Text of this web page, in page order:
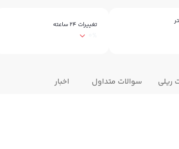
تغییرات ۲۴ ساعته
ریلی سوالات متداول اخبار